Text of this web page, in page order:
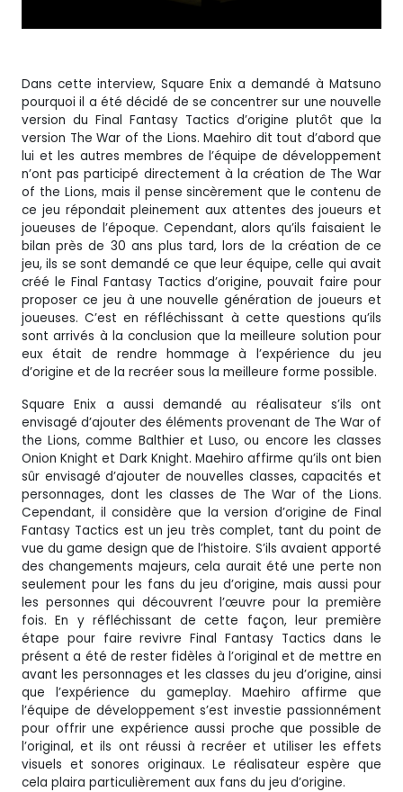
Dans cette interview, Square Enix a demandé à Matsuno
pourquoi il a été décidé de se concentrer sur une nouvelle
version du Final Fantasy Tactics d’origine plutôt que la
version The War of the Lions. Maehiro dit tout d’abord que
lui et les autres membres de l’équipe de développement
n’ont pas participé directement à la création de The War
of the Lions, mais il pense sincèrement que le contenu de
ce jeu répondait pleinement aux attentes des joueurs et
joueuses de l’époque. Cependant, alors qu’ils faisaient le
bilan près de 30 ans plus tard, lors de la création de ce
jeu, ils se sont demandé ce que leur équipe, celle qui avait
créé le Final Fantasy Tactics d’origine, pouvait faire pour
proposer ce jeu à une nouvelle génération de joueurs et
joueuses. C’est en réfléchissant à cette questions qu’ils
sont arrivés à la conclusion que la meilleure solution pour
eux était de rendre hommage à l’expérience du jeu
d’origine et de la recréer sous la meilleure forme possible.
Square Enix a aussi demandé au réalisateur s’ils ont
envisagé d’ajouter des éléments provenant de The War of
the Lions, comme Balthier et Luso, ou encore les classes
Onion Knight et Dark Knight. Maehiro affirme qu’ils ont bien
sûr envisagé d’ajouter de nouvelles classes, capacités et
personnages, dont les classes de The War of the Lions.
Cependant, il considère que la version d’origine de Final
Fantasy Tactics est un jeu très complet, tant du point de
vue du game design que de l’histoire. S’ils avaient apporté
des changements majeurs, cela aurait été une perte non
seulement pour les fans du jeu d’origine, mais aussi pour
les personnes qui découvrent l’œuvre pour la première
fois. En y réfléchissant de cette façon, leur première
étape pour faire revivre Final Fantasy Tactics dans le
présent a été de rester fidèles à l’original et de mettre en
avant les personnages et les classes du jeu d’origine, ainsi
que l’expérience du gameplay. Maehiro affirme que
l’équipe de développement s’est investie passionnément
pour offrir une expérience aussi proche que possible de
l’original, et ils ont réussi à recréer et utiliser les effets
visuels et sonores originaux. Le réalisateur espère que
cela plaira particulièrement aux fans du jeu d’origine.